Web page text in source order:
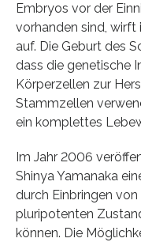
Embryos vor der
vorhanden sind, wirft
auf. Die Geburt des
dass die genetische
Körperzellen zur
Stammzellen
ein komplettes
Im Jahr 2006
Shinya Yamanaka
durch Einbringen
pluripotenten
können. Die